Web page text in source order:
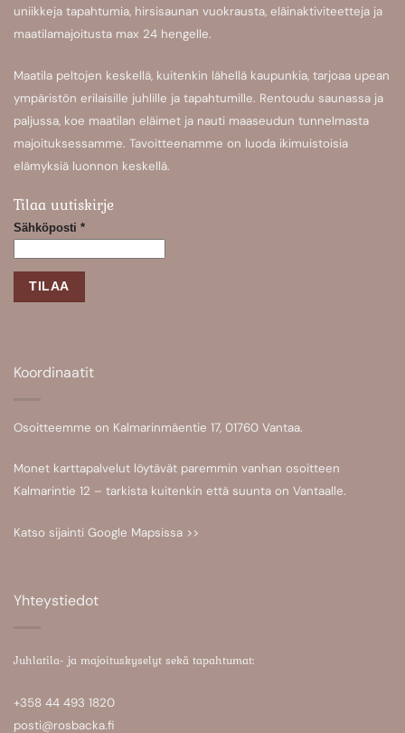
uniikkeja tapahtumia, hirsisaunan vuokrausta, eläinaktiviteetteja ja
maatilamajoitusta max 24 hengelle.
Maatila peltojen keskellä, kuitenkin lähellä kaupunkia, tarjoaa upean
ympäristön erilaisille juhlille ja tapahtumille. Rentoudu saunassa ja
paljussa, koe maatilan eläimet ja nauti maaseudun tunnelmasta
majoituksessamme. Tavoitteenamme on luoda ikimuistoisia
elämyksiä luonnon keskellä.
Tilaa uutiskirje
Sähköposti *
Koordinaatit
Osoitteemme on Kalmarinmäentie 17, 01760 Vantaa.
Monet karttapalvelut löytävät paremmin vanhan osoitteen
Kalmarintie 12 – tarkista kuitenkin että suunta on Vantaalle.
Katso sijainti Google Mapsissa >>
Yhteystiedot
Juhlatila- ja majoituskyselyt sekä tapahtumat:
+358 44 493 1820
posti@rosbacka.fi